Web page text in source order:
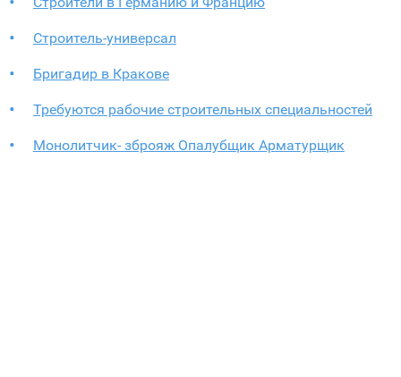
Строитель-универсал
Бригадир в Кракове
Требуются рабочие строительных специальностей
Монолитчик- зброяж Опалубщик Арматурщик